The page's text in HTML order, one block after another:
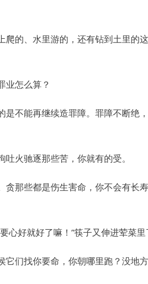
的、水里游的，还有钻到土里的
业怎么算？
是不能再继续造罪障。罪障不断绝
火驰逐那些苦，你就有的受。
贪那些都是伤生害命，你不会有长寿
心好就好了嘛！”筷子又伸进荤菜
它们找你要命，你朝哪里跑？没地